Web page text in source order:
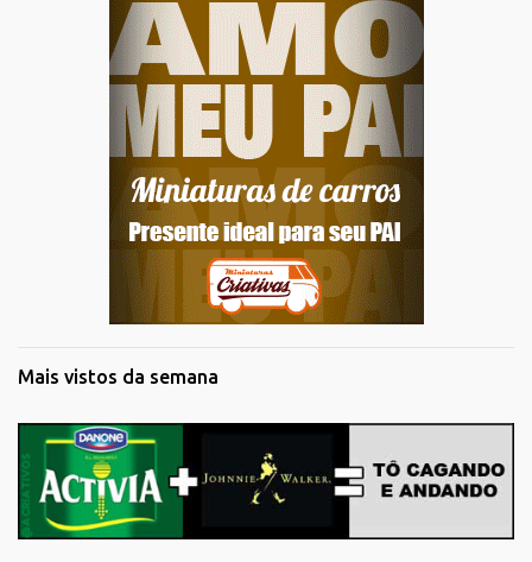
Mais vistos da semana